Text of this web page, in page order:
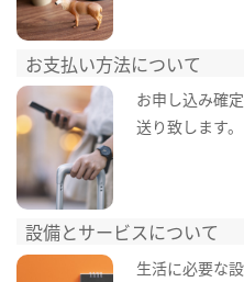
お支払い方法について
お申し込み確
送り致します。
設備とサービスについて
生活に必要な